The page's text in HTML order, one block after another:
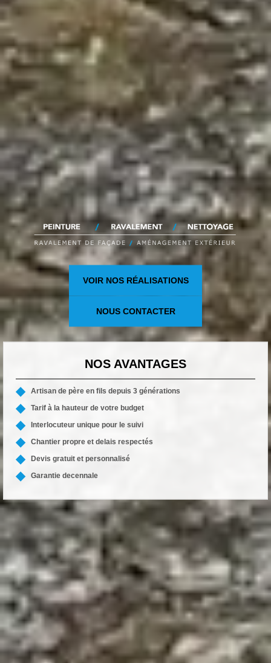
VOIR NOS RÉALISATIONS
NOUS CONTACTER
NOS AVANTAGES
Artisan de père en fils depuis 3 générations
Tarif à la hauteur de votre budget
Interlocuteur unique pour le suivi
Chantier propre et delais respectés
Devis gratuit et personnalisé
Garantie decennale